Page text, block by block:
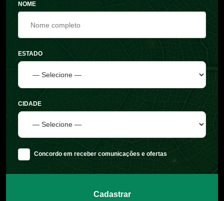
NOME
ESTADO
CIDADE
Concordo em receber comunicações e ofertas
Cadastrar